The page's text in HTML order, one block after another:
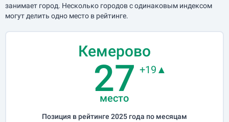
занимает город. Несколько городов с одинаковым индексом
могут делить одно место в рейтинге.
Кемерово
27
место
+19▲
Позиция в рейтинге 2025 года по месяцам